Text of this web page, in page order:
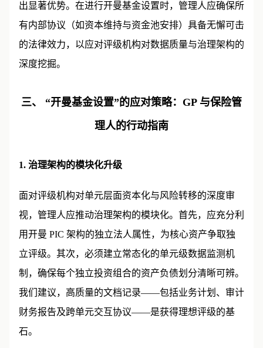
出显著优势。在进行开曼基金设置时，管理人应确保所
有内部协议（如资本维持与资金池安排）具备无懈可击
的法律效力，以应对评级机构对数据质量与治理架构的
深度挖掘。
三、 “开曼基金设置”的应对策略：GP 与保险管
理人的行动指南
1. 治理架构的模块化升级
面对评级机构对单元层面资本化与风险转移的深度审
视，管理人应推动治理架构的模块化。首先，应充分利
用开曼 PIC 架构的独立法人属性，为核心资产争取独
立评级。其次，必须建立常态化的单元级数据监测机
制，确保每个独立投资组合的资产负债划分清晰可辨。
我们建议，高质量的文档记录——包括业务计划、审计
财务报告及跨单元交互协议——是获得理想评级的基
石。